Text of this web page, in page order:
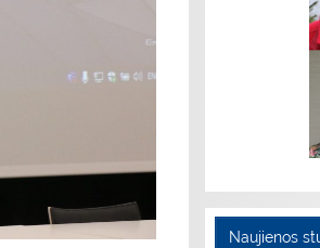
Naujienos